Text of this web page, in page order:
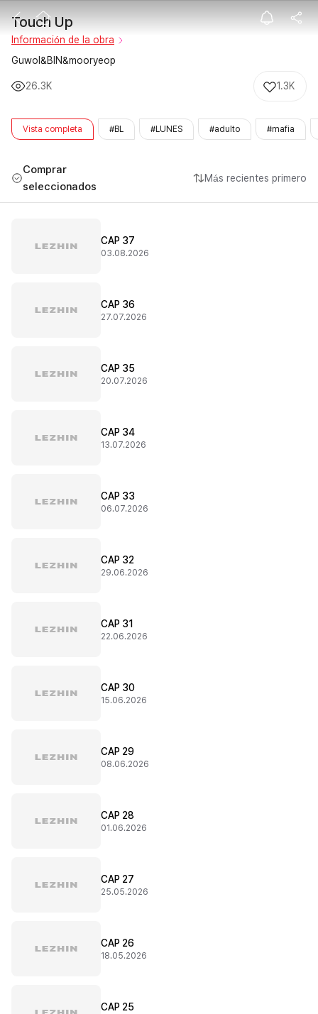
Touch Up
Touch Up
Información de la obra
Guwol&BIN&mooryeop
26.3K 1.3K
Vista completa #BL #LUNES #adulto #mafia
Comprar
seleccionados
Más recientes primero
CAP 37
03.08.2026
CAP 36
27.07.2026
CAP 35
20.07.2026
CAP 34
13.07.2026
CAP 33
06.07.2026
CAP 32
29.06.2026
CAP 31
22.06.2026
CAP 30
15.06.2026
CAP 29
08.06.2026
CAP 28
01.06.2026
CAP 27
25.05.2026
CAP 26
18.05.2026
CAP 25